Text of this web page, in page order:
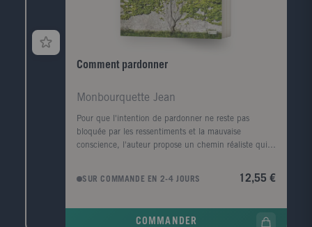
Comment pardonner
Monbourquette Jean
Pour que l'intention de pardonner ne reste pas
bloquée par les ressentiments et la mauvaise
conscience, l'auteur propose un chemin réaliste qui
pas oublier, excuser l'autre, faire une démonstration
de sa supériorité morale ou renoncer à ses droits. Le
sur l'art de pardonner, dénonçant d'abord les faux
SUR COMMANDE EN 2-4 JOURS 12,55 €
COMMANDER